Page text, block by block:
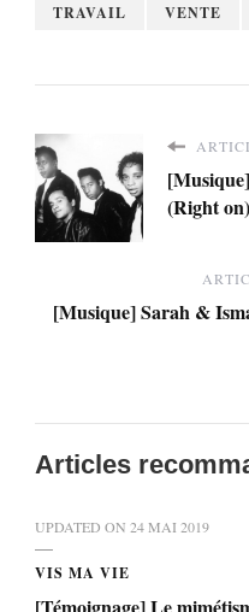
TRAVAIL
VENTE
(Right on)
[Musique] Sarah &
Articles
UPDATED ON 24 MAI 2019
VIS MA VIE
[Témoignage] Le